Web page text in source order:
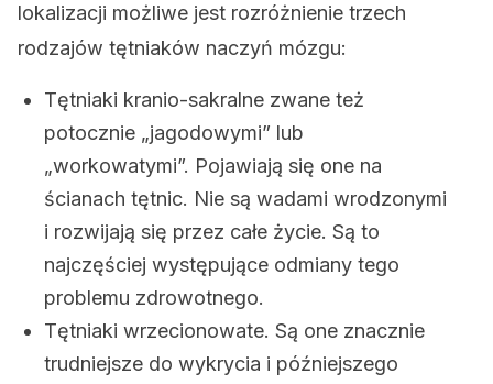
lokalizacji możliwe jest rozróżnienie trzech
rodzajów tętniaków naczyń mózgu:
Tętniaki kranio-sakralne zwane też
potocznie „jagodowymi” lub
„workowatymi”. Pojawiają się one na
ścianach tętnic. Nie są wadami wrodzonymi
i rozwijają się przez całe życie. Są to
najczęściej występujące odmiany tego
problemu zdrowotnego.
Tętniaki wrzecionowate. Są one znacznie
trudniejsze do wykrycia i późniejszego